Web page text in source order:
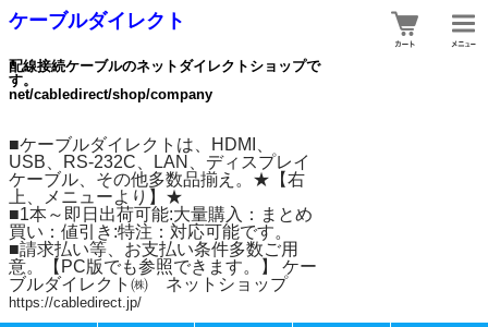
ケーブルダイレクト
配線接続ケーブルのネットダイレクトショップで
す。
net/cabledirect/shop/company
■ケーブルダイレクトは、HDMI、
USB、RS-232C、LAN、ディスプレイ
ケーブル、その他多数品揃え。★【右
上、メニューより】★
■1本～即日出荷可能:大量購入：まとめ
買い：値引き:特注：対応可能です。
■請求払い等、お支払い条件多数ご用
意。【PC版でも参照できます。】 ケー
ブルダイレクト㈱ ネットショップ
https://cabledirect.jp/